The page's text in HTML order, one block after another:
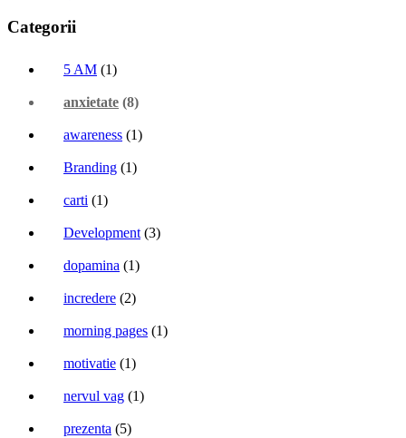
Categorii
5 AM (1)
anxietate (8)
awareness (1)
Branding (1)
carti (1)
Development (3)
dopamina (1)
incredere (2)
morning pages (1)
motivatie (1)
nervul vag (1)
prezenta (5)